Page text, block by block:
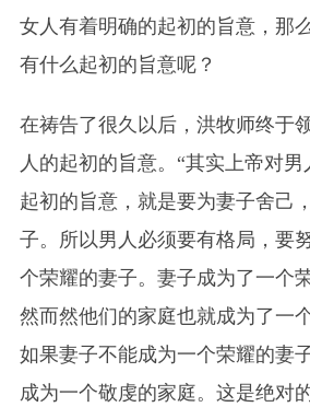
女人有着明确的起初的旨意，那
有什么起初的旨意呢？
在祷告了很久以后，洪牧师终于
人的起初的旨意。“其实上帝对
起初的旨意，就是要为妻子舍己
子。所以男人必须要有格局，要
个荣耀的妻子。妻子成为了一个
然而然他们的家庭也就成为了一
如果妻子不能成为一个荣耀的妻
成为一个敬虔的家庭。这是绝对